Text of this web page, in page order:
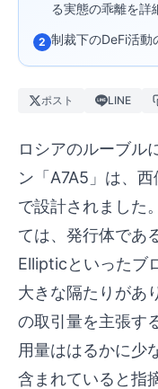
る実態の乖離を詳
2 制裁下のDeFi活動
ポスト LINE
ロシアのルーブル
ン「A7A5」は、
で設計されました
ては、発行体であ
Ellipticといったブ
大きな隔たりがあ
の取引量を主張す
用量ははるかに少
含まれていると指